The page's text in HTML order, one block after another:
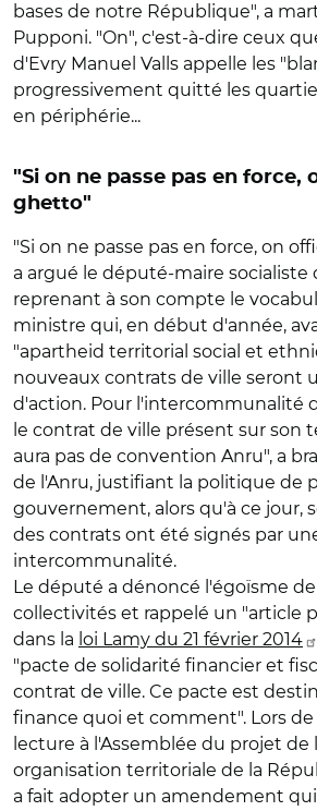
bases de notre République", a
Pupponi. "On", c'est-à-dire ceux
d'Evry Manuel Valls appelle les
progressivement quitté les
en périphérie...
"Si on ne passe pas en force,
ghetto"
"Si on ne passe pas en force, on
a argué le député-maire socialiste
reprenant à son compte le
ministre qui, en début d'année,
"apartheid territorial social et
nouveaux contrats de ville seront
d'action. Pour l'intercommunalité
le contrat de ville présent sur son
aura pas de convention Anru", a
de l'Anru, justifiant la politique de
gouvernement, alors qu'à ce jour,
des contrats ont été signés par
intercommunalité.
Le député a dénoncé l'égoïsme
collectivités et rappelé un "article
dans la loi Lamy du 21 février 2014
"pacte de solidarité financier et
contrat de ville. Ce pacte est
finance quoi et comment". Lors
lecture à l'Assemblée du projet de
organisation territoriale de la
a fait adopter un amendement